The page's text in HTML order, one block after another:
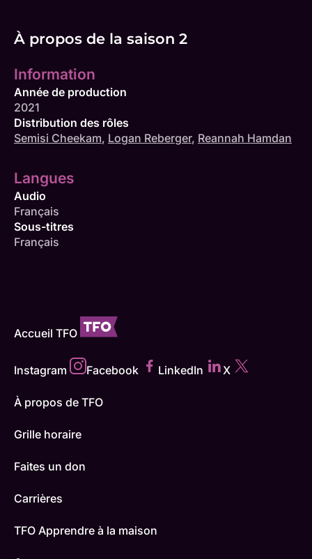
À propos de la saison 2
Information
Année de production
2021
Distribution des rôles
Semisi Cheekam, Logan Reberger, Reannah Hamdan
Langues
Audio
Français
Sous-titres
Français
Accueil TFO
Instagram Facebook LinkedIn X
À propos de TFO
Grille horaire
Faites un don
Carrières
TFO Apprendre à la maison